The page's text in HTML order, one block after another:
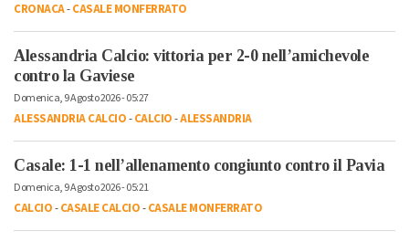
CRONACA-CASALE MONFERRATO
Alessandria Calcio: vittoria per 2-0 nell’amichevole
contro la Gaviese
Domenica, 9 Agosto 2026 - 05:27
ALESSANDRIA CALCIO-CALCIO-ALESSANDRIA
Casale: 1-1 nell’allenamento congiunto contro il Pavia
Domenica, 9 Agosto 2026 - 05:21
CALCIO-CASALE CALCIO-CASALE MONFERRATO